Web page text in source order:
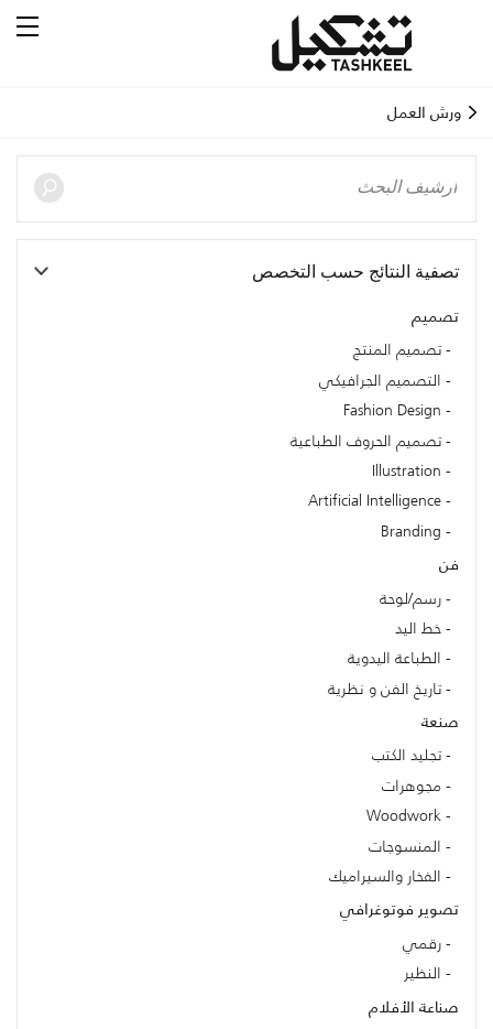
ورش العمل
تصفية النتائج حسب التخصص
تصميم
تصميم المنتج
التصميم الجرافيكي
Fashion Design
تصميم الحروف الطباعية
Illustration
Artificial Intelligence
Branding
فن
رسم/لوحة
خط اليد
الطباعة اليدوية
تاريخ الفن و نظرية
صنعة
تجليد الكتب
مجوهرات
Woodwork
المنسوجات
الفخار والسيراميك
تصوير فوتوغرافي
رقمي
النظير
صناعة الأفلام